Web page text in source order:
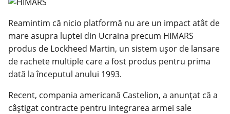
Reamintim că nicio platformă nu are un impact atât de
mare asupra luptei din Ucraina precum HIMARS
produs de Lockheed Martin, un sistem ușor de lansare
de rachete multiple care a fost produs pentru prima
dată la începutul anului 1993.
Recent, compania americană Castelion, a anunțat că a
câștigat contracte pentru integrarea armei sale